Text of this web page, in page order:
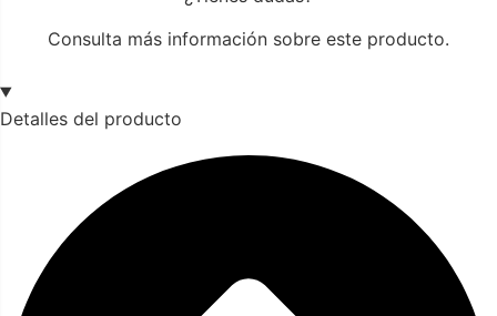
Consulta más información sobre este producto.
Detalles del producto